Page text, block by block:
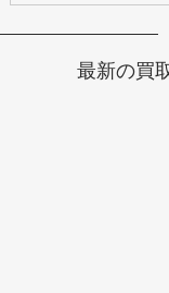
最新の買